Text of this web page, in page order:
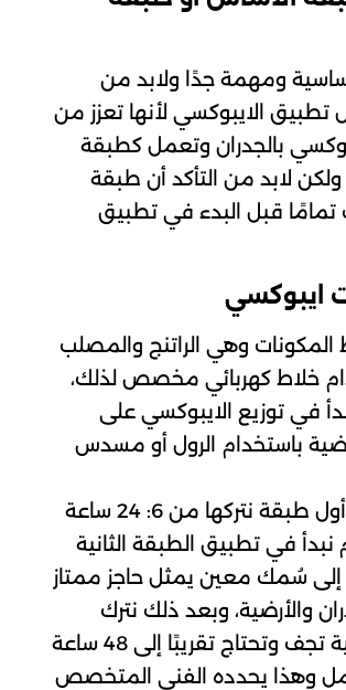
ومهمة جدًا ولابد من
تطبيق الايبوكسي لأنها تعزز من
بالجدران وتعمل كطبقة
ولكن لابد من التأكد أن طبقة
تمامًا قبل البدء في تطبيق
ايبوكسي
المكونات وهي الراتنج والمصلب
خلاط كهربائي مخصص لذلك،
في توزيع الايبوكسي على
باستخدام الرول أو مسدس
بعد تطبيق أول طبقة نتركها من 6: 24 ساعة
في تطبيق الطبقة الثانية
سُمك معين يمثل حاجز ممتاز
والأرضية، وبعد ذلك نترك
الطبقة الثانية تجف وتحتاج تقريبًا إلى 48 ساعة
وهذا يحدده الفني المتخصص